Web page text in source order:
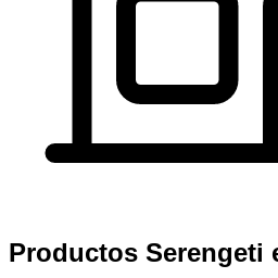
Productos Serengeti